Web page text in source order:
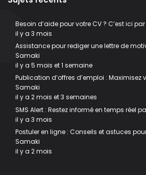
Besoin d’aide pour votre CV ? C’est ici par
il y a 3 mois
Assistance pour rediger une lettre de
Samaki
il y a 5 mois et 1 semaine
Publication d’offres d’emploi : Maximisez
Samaki
il y a 2 mois et 3 semaines
SMS Alert : Restez informé en temps réel
il y a 3 mois
Postuler en ligne : Conseils et astuces
Samaki
il y a 2 mois